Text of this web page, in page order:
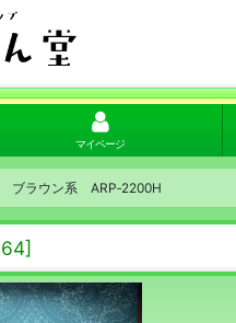
マイページ
ラウン系 ARP‐2200H
]